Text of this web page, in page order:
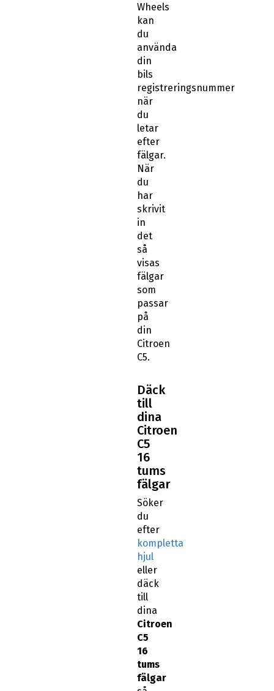
Wheels
kan
du
använda
din
bils
registreringsnummer
när
du
letar
efter
fälgar.
När
du
har
skrivit
in
det
så
visas
fälgar
som
passar
på
din
Citroen
C5.
Däck
till
dina
Citroen
C5
16
tums
fälgar
Söker
du
efter
kompletta
hjul
eller
däck
till
dina
Citroen
C5
16
tums
fälgar